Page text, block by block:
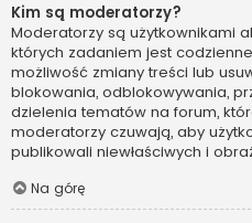
Kim są moderatorzy?
Moderatorzy są użytkownikami
których zadaniem jest
możliwość zmiany treści lub
blokowania, odblokowywania,
dzielenia tematów na forum,
moderatorzy czuwają, aby
publikowali niewłaściwych i
Na górę